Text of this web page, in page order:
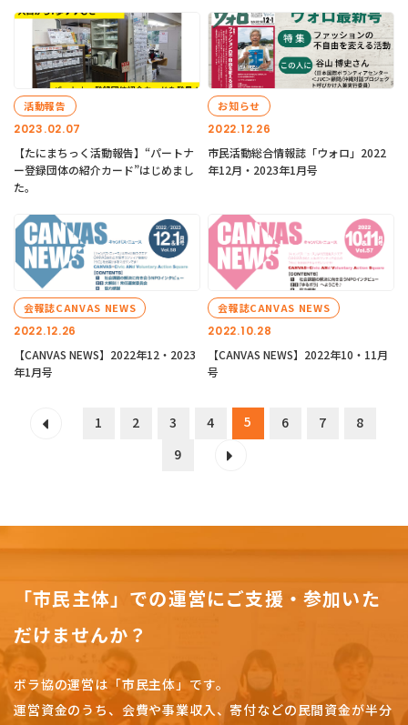
2023.02.07
活動報告
【たにまちっく活動報告】“パートナ
ー登録団体の紹介カード”はじめまし
た。
2022.12.26
お知らせ
市民活動総合情報誌「ウォロ」2022
年12月・2023年1月号
2022.12.26
会報誌CANVAS NEWS
【CANVAS NEWS】2022年12・2023
年1月号
2022.10.28
会報誌CANVAS NEWS
【CANVAS NEWS】2022年10・11月
号
1 2 3 4 5 6 7
8
9
「市民主体」での運営にご支援・参加いた
だけませんか？
ボラ協の運営は「市民主体」です。
運営資金のうち、会費や事業収入、寄付などの民間資金が半分